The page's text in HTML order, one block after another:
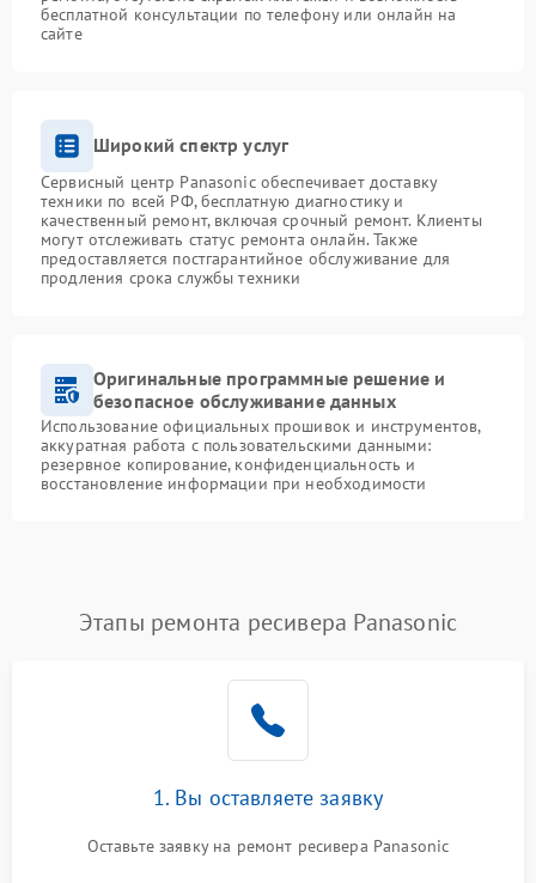
бесплатной консультации по телефону или онлайн на
сайте
Широкий спектр услуг
Сервисный центр Panasonic обеспечивает доставку
техники по всей РФ, бесплатную диагностику и
качественный ремонт, включая срочный ремонт. Клиенты
могут отслеживать статус ремонта онлайн. Также
предоставляется постгарантийное обслуживание для
продления срока службы техники
Оригинальные программные решение и
безопасное обслуживание данных
Использование официальных прошивок и инструментов,
аккуратная работа с пользовательскими данными:
резервное копирование, конфиденциальность и
восстановление информации при необходимости
Этапы ремонта ресивера Panasonic
1. Вы оставляете заявку
Оставьте заявку на ремонт ресивера Panasonic